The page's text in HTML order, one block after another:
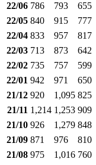
22/06 786 793 655
22/05 840 915 777
22/04 833 957 817
22/03 713 873 642
22/02 735 757 599
22/01 942 971 650
21/12 920 1,095 825
21/11 1,214 1,253 909
21/10 926 1,279 848
21/09 871 976 810
21/08 975 1,016 760